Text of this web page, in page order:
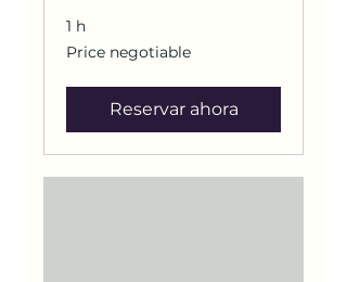
1 h
Price
negotiable
Price negotiable
Reservar ahora